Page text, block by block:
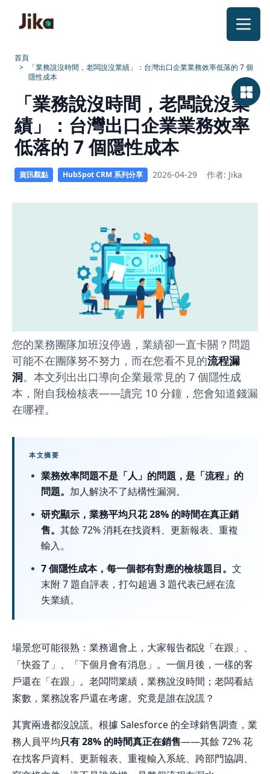
首頁
>
「業務說沒時間，老闆說沒業績」：台灣出口企業業務效率低落的 7 個
隱性成本
口
企
業
業
務
效
率
低
診
斷
Jika
「業務說沒時間，老闆說沒業
績」：台灣出口企業業務效率
低落的 7 個隱性成本
資訊觀點 HubSpot CRM 系列分享 2026-04-29 作者: Jika
您的業務團隊加班沒停過，業績卻一直卡關？問題
可能不在團隊努不努力，而在您看不見的流程漏
洞。本文列出出口導向企業最常見的 7 個隱性成
本，附自我檢核表——讀完 10 分鐘，您會知道錢漏
在哪裡。
本文摘要
業務效率問題不是「人」的問題，是「流程」的
問題。 加人解決不了結構性漏洞。
研究顯示，業務平均只花 28% 的時間在真正銷
售。 其餘 72% 消耗在找資料、更新報表、重複
輸入。
7 個隱性成本，每一個都有對應的檢核題目。 文
末附 7 題自評表，打勾超過 3 題代表已經在流
失業績。
場景您可能很熟：業務週會上，大家報告都說「在跟」、
「快簽了」、「下個月會有消息」。一個月後，一樣的客
戶還在「在跟」。老闆問業績，業務說沒時間；老闆看結
案數，業務說客戶還在考慮。究竟是誰在說謊？
其實兩邊都沒說謊。根據 Salesforce 的全球銷售調查，業
務人員平均只有 28% 的時間真正在銷售——其餘 72% 花
在找客戶資料、更新報表、重複輸入系統、跨部門協調、